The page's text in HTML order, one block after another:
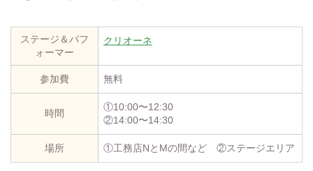
ステージ＆パフ
ォーマー
クリオーネ
参加費 無料
時間
①10:00〜12:30
②14:00〜14:30
場所 ①工務店NとMの間など ②ステージエリア